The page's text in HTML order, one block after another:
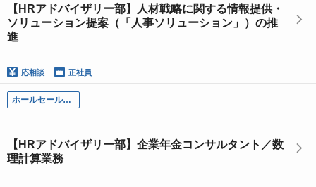
【HRアドバイザリー部】人材戦略に関する情報提供・
ソリューション提案（「人事ソリューション」）の推
進
応相談 正社員
ホールセール部門
【HRアドバイザリー部】企業年金コンサルタント／数
理計算業務